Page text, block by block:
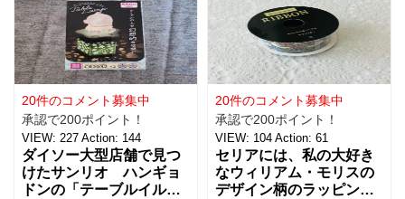
20件のコメント募集中
承認で200ポイント！
VIEW: 227 Action: 144
ダイソー大型店舗で見つ
けたサンリオ ハンギョ
ドンの「テーブルイルミ
20件のコメント募集中
承認で200ポイント！
VIEW: 104 Action: 61
セリアには、私の大好き
なウィリアム・モリスの
デザイン柄のラッピング